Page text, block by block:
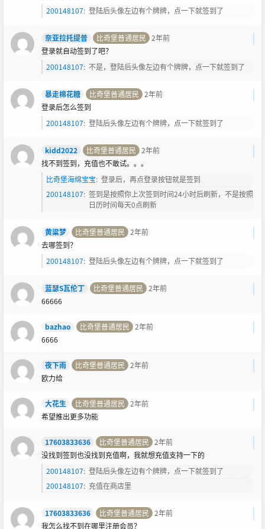
200148107: 登陆后头像左边有个牌牌，点一下就签到了
奈亚拉托提普 比奇堡普通居民 2年前
登录就自动签到了吧？
200148107: 不是，登陆后头像左边有个牌牌，点一下就签到了
暴走棉花糖 比奇堡普通居民 2年前
登录后怎么签到
200148107: 登陆后头像左边有个牌牌，点一下就签到了
kidd2022 比奇堡普通居民 2年前
找不到签到，充值也不敢试。。。
比奇堡海绵宝宝: 登录后，再点登录按钮就是签到
200148107: 签到是按照你上次签到时间24小时后刷新，不是按照
日历时间每天0点刷新
黄粱梦 比奇堡普通居民 2年前
去哪签到？
200148107: 登陆后头像左边有个牌牌，点一下就签到了
蓝瑟S瓦伦丁 比奇堡普通居民 2年前
66666
bazhao 比奇堡普通居民 2年前
6666
夜下雨 比奇堡普通居民 2年前
欧力给
大花生 比奇堡普通居民 2年前
希望推出更多功能
17603833636 比奇堡普通居民 2年前
没找到签到也没找到充值啊，我就想充值支持一下的
200148107: 登陆后头像左边有个牌牌，点一下就签到了
200148107: 充值在商店里
17603833636 比奇堡普通居民 2年前
我怎么找不到在哪里注册会员？